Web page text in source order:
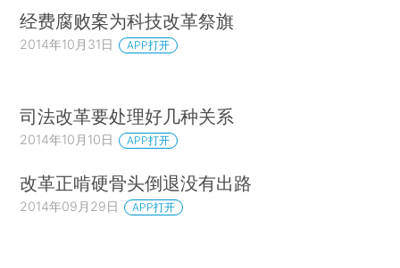
经费腐败案为科技改革祭旗
2014年10月31日 APP打开
司法改革要处理好几种关系
2014年10月10日 APP打开
改革正啃硬骨头倒退没有出路
2014年09月29日 APP打开